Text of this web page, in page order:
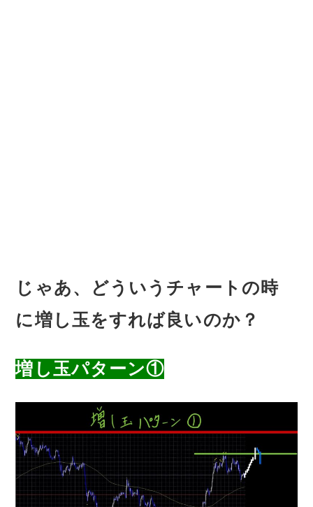
じゃあ、どういうチャートの時
に増し玉をすれば良いのか？
増し玉パターン①